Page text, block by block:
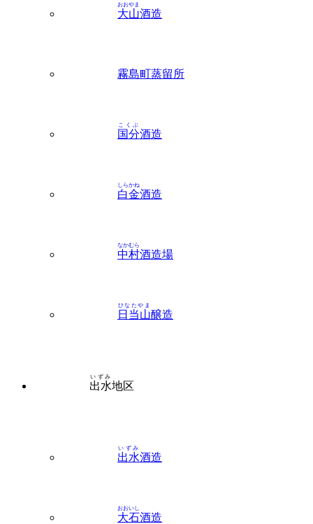
大山
おおやま
酒造
霧島町蒸留所
国分
こくぶ
酒造
白金
しらかね
酒造
中村
なかむら
酒造場
日当山
ひなたやま
醸造
出水
いずみ
地区
出水
いずみ
酒造
大石
おおいし
酒造